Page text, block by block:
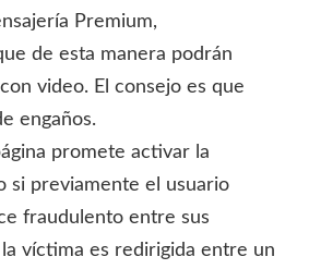
Premium,
de esta manera podrán
video. El consejo es que
engaños.
promete activar la
si previamente el usuario
fraudulento entre sus
la víctima es redirigida entre un